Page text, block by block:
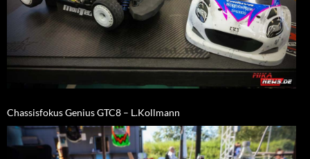
Chassisfokus Genius GTC8 – L.Kollmann